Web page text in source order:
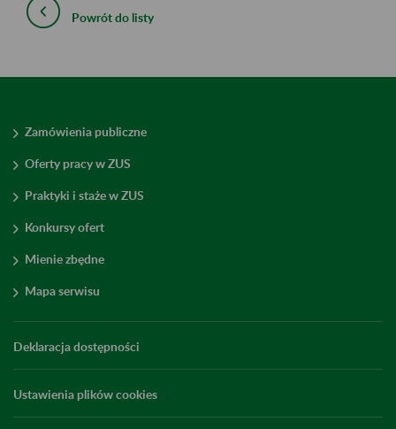
Powrót do listy
Zamówienia publiczne
Oferty pracy w ZUS
Praktyki i staże w ZUS
Konkursy ofert
Mienie zbędne
Mapa serwisu
Deklaracja dostępności
Ustawienia plików cookies